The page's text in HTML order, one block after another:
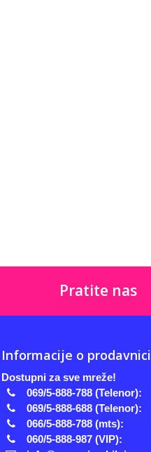
Pratite nas
Informacije o prodavnici
Dostupni za sve mreže!
069/5-888-788 (Telenor):
069/5-888-688 (Telenor):
066/5-888-788 (mts):
060/5-888-987 (VIP):